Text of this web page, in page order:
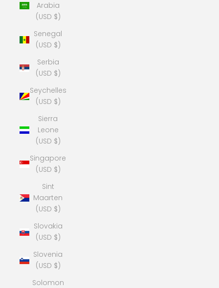
Arabia
(USD $)
Senegal
(USD $)
Serbia
(USD $)
Seychelles
(USD $)
Sierra
Leone
(USD $)
Singapore
(USD $)
Sint
Maarten
(USD $)
Slovakia
(USD $)
Slovenia
(USD $)
Solomon